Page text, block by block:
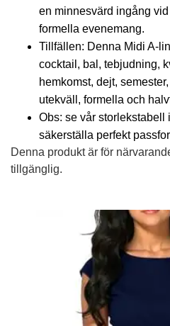
en minnesvärd ingång
formella evenemang.
Tillfällen: Denna Midi A-
cocktail, bal, tebjudning,
hemkomst, dejt,
utekväll, formella och
Obs: se vår storlekstabell
säkerställa perfekt
Denna produkt är för
tillgänglig.